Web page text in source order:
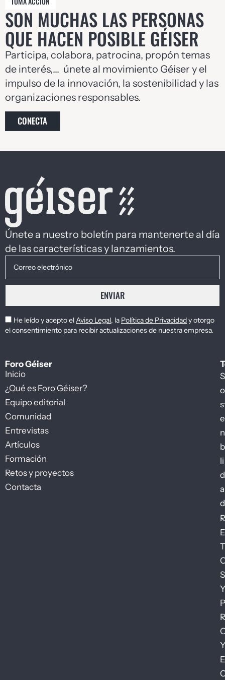
SON MUCHAS LAS PERSONAS
QUE HACEN POSIBLE GÉISER
Participa, colabora, patrocina, propón temas
de interés,… únete al movimiento Géiser y el
impulso de la innovación, la sostenibilidad y las
organizaciones responsables.
CONECTA
Únete a nuestro boletín para mantenerte al día
de las características y lanzamientos.
He leído y acepto el Aviso Legal, la Política de Privacidady otorgo
el consentimiento para recibir actualizaciones de nuestra empresa.
ENVIAR
Foro Géiser
Inicio
¿Qué es Foro Géiser?
Equipo editorial
Comunidad
Entrevistas
Artículos
Formación
Retos y proyectos
Contacta
S
o
e
li
d
a
d
R
E
T
S
Y
P
R
Y
E